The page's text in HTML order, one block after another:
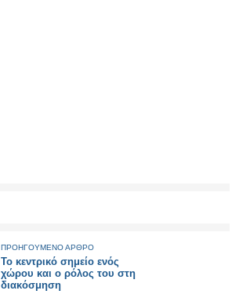
ΠΡΟΗΓΟΥΜΕΝΟ ΑΡΘΡΟ
Το κεντρικό σημείο ενός
χώρου και ο ρόλος του στη
διακόσμηση